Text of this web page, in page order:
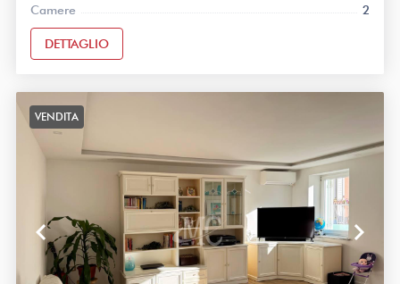
Camere
2
DETTAGLIO
VENDITA
keyboard_arrow_left keyboard_arrow_right